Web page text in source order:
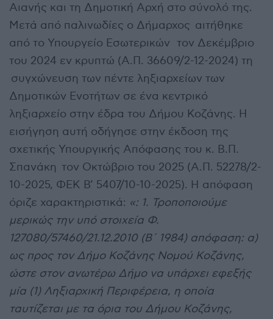
Αιανής και τη Δημοτική Αρχή στο σύνολό της.
Μετά από παλινωδίες ο Δήμαρχος αιτήθηκε
από το Υπουργείο Εσωτερικών τον Δεκέμβριο
του 2024 εν κρυπτώ (Α.Π. 36609/2-12-2024) τη
συγχώνευση των πέντε ληξιαρχείων των
Δημοτικών Ενοτήτων σε ένα κεντρικό
ληξιαρχείο στην έδρα του Δήμου Κοζάνης. Η
εισήγηση αυτή οδήγησε στην έκδοση της
σχετικής Υπουργικής Απόφασης του κ. Β.Π.
Σπανάκη τον Οκτώβριο του 2025 (Α.Π. 52278/2-
10-2025, ΦΕΚ Β’ 5407/10-10-2025). Η απόφαση
όριζε χαρακτηριστικά: «: 1. Τροποποιούμε
μερικώς την υπό στοιχεία Φ.
127080/57460/21.12.2010 (Β΄ 1984) απόφαση: α)
ως προς τον Δήμο Κοζάνης Νομού Κοζάνης,
ώστε στον ανωτέρω Δήμο να υπάρχει εφεξής
μία (1) Ληξιαρχική Περιφέρεια, η οποία
ταυτίζεται με τα όρια του Δήμου Κοζάνης,